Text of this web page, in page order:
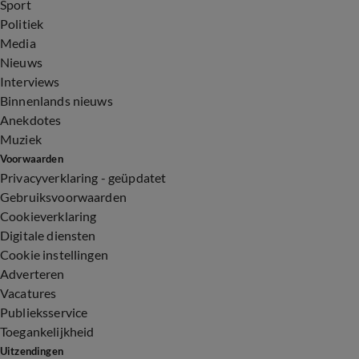
Sport
Politiek
Media
Nieuws
Interviews
Binnenlands nieuws
Anekdotes
Muziek
Voorwaarden
Privacyverklaring - geüpdatet
Gebruiksvoorwaarden
Cookieverklaring
Digitale diensten
Cookie instellingen
Adverteren
Vacatures
Publieksservice
Toegankelijkheid
Uitzendingen